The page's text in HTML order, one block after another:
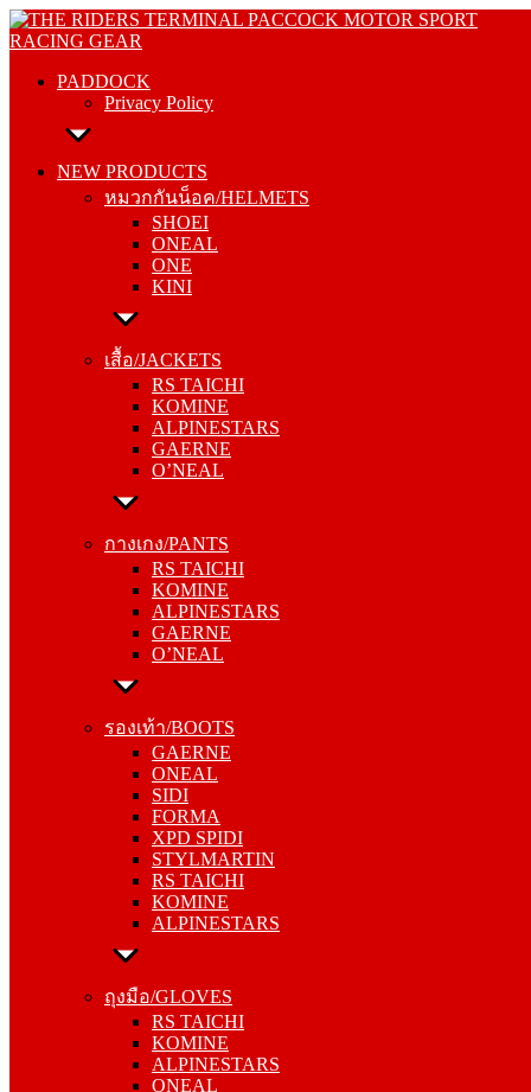
Skip
to
PADDOCK
Privacy Policy
NEW PRODUCTS
หมวกกันน็อค/HELMETS
SHOEI
ONEAL
ONE
KINI
เสื้อ/JACKETS
RS TAICHI
KOMINE
ALPINESTARS
GAERNE
O’NEAL
กางเกง/PANTS
RS TAICHI
KOMINE
ALPINESTARS
GAERNE
O’NEAL
รองเท้า/BOOTS
GAERNE
ONEAL
SIDI
FORMA
XPD SPIDI
STYLMARTIN
RS TAICHI
KOMINE
ALPINESTARS
ถุงมือ/GLOVES
RS TAICHI
KOMINE
ALPINESTARS
ONEAL
PADDOCK
NEW PRODUCTS
SHOEI
ONEAL
ONE
KINI
เสื้อ/JACKETS
KOMINE
ALPINESTARS
GAERNE
O’NEAL
กางเกง/PANTS
KOMINE
ALPINESTARS
GAERNE
O’NEAL
รองเท้า/BOOTS
ONEAL
SIDI
FORMA
XPD SPIDI
STYLMARTIN
RS TAICHI
KOMINE
ALPINESTARS
ถุงมือ/GLOVES
KOMINE
ALPINESTARS
ONEAL
ALIEN MONSTER
ONE